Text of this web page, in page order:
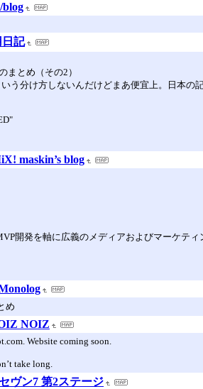
記
まとめ（その2）
う分け方しないんだけどまあ便宜上。日本の
maskin’s blog
開発を軸に広義のメディアおよびマーケテ
め
NOIZ
Website coming soon.
take long.
ヴン7 第2ステージ